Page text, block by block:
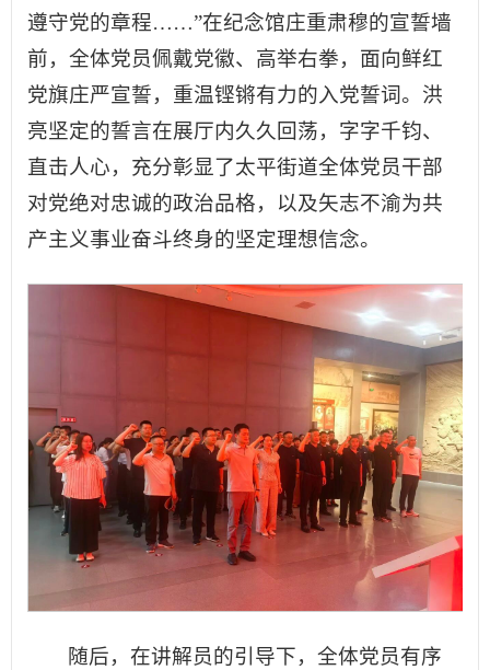
遵守党的章程……”在纪念馆庄重肃穆的宣誓墙
前，全体党员佩戴党徽、高举右拳，面向鲜红
党旗庄严宣誓，重温铿锵有力的入党誓词。洪
亮坚定的誓言在展厅内久久回荡，字字千钧、
直击人心，充分彰显了太平街道全体党员干部
对党绝对忠诚的政治品格，以及矢志不渝为共
产主义事业奋斗终身的坚定理想信念。
随后，在讲解员的引导下，全体党员有序